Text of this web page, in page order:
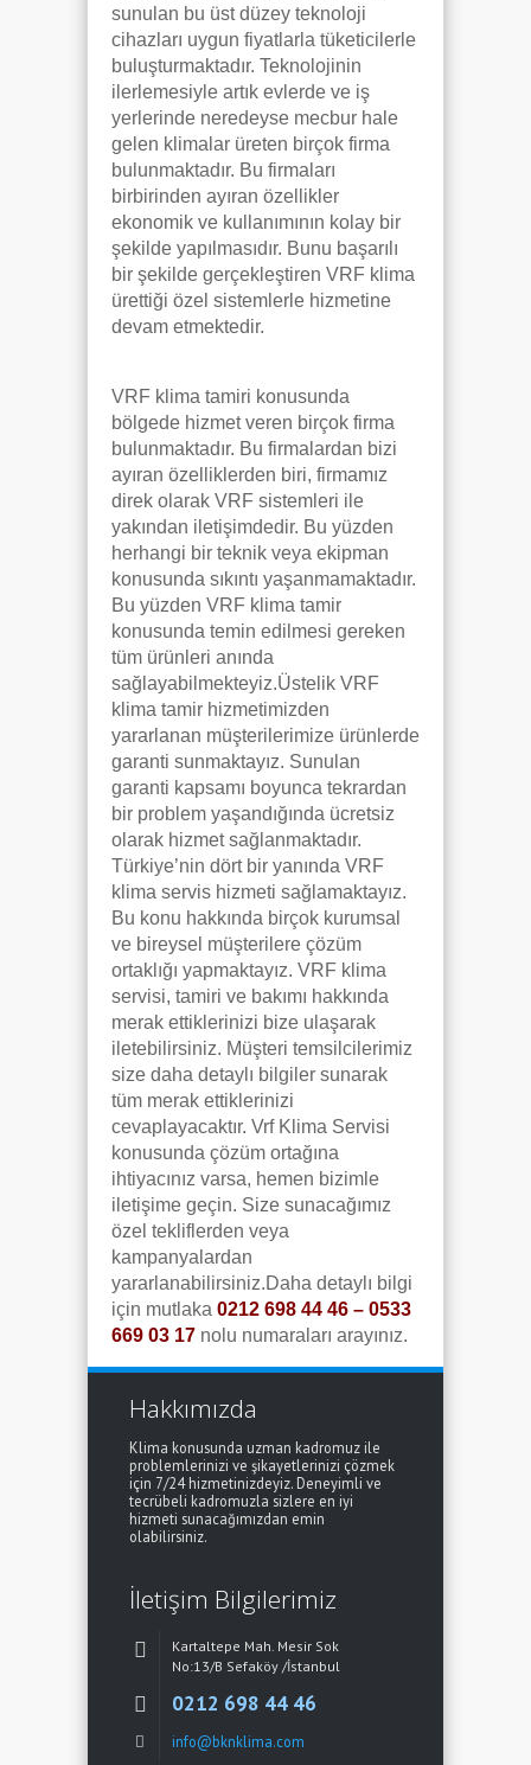
sunulan bu üst düzey teknoloji
cihazları uygun fiyatlarla tüketicilerle
buluşturmaktadır. Teknolojinin
ilerlemesiyle artık evlerde ve iş
yerlerinde neredeyse mecbur hale
gelen klimalar üreten birçok firma
bulunmaktadır. Bu firmaları
birbirinden ayıran özellikler
ekonomik ve kullanımının kolay bir
şekilde yapılmasıdır. Bunu başarılı
bir şekilde gerçekleştiren VRF klima
ürettiği özel sistemlerle hizmetine
devam etmektedir.
VRF klima tamiri konusunda
bölgede hizmet veren birçok firma
bulunmaktadır. Bu firmalardan bizi
ayıran özelliklerden biri, firmamız
direk olarak VRF sistemleri ile
yakından iletişimdedir. Bu yüzden
herhangi bir teknik veya ekipman
konusunda sıkıntı yaşanmamaktadır.
Bu yüzden VRF klima tamir
konusunda temin edilmesi gereken
tüm ürünleri anında
sağlayabilmekteyiz.Üstelik VRF
klima tamir hizmetimizden
yararlanan müşterilerimize ürünlerde
garanti sunmaktayız. Sunulan
garanti kapsamı boyunca tekrardan
bir problem yaşandığında ücretsiz
olarak hizmet sağlanmaktadır.
Türkiye’nin dört bir yanında VRF
klima servis hizmeti sağlamaktayız.
Bu konu hakkında birçok kurumsal
ve bireysel müşterilere çözüm
ortaklığı yapmaktayız. VRF klima
servisi, tamiri ve bakımı hakkında
merak ettiklerinizi bize ulaşarak
iletebilirsiniz. Müşteri temsilcilerimiz
size daha detaylı bilgiler sunarak
tüm merak ettiklerinizi
cevaplayacaktır. Vrf Klima Servisi
konusunda çözüm ortağına
ihtiyacınız varsa, hemen bizimle
iletişime geçin. Size sunacağımız
özel tekliflerden veya
kampanyalardan
yararlanabilirsiniz.Daha detaylı bilgi
için mutlaka 0212 698 44 46 – 0533
669 03 17 nolu numaraları arayınız.
Hakkımızda
Klima konusunda uzman kadromuz ile
problemlerinizi ve şikayetlerinizi çözmek
için 7/24 hizmetinizdeyiz. Deneyimli ve
tecrübeli kadromuzla sizlere en iyi
hizmeti sunacağımızdan emin
olabilirsiniz.
İletişim Bilgilerimiz
Kartaltepe Mah. Mesir Sok
No:13/B Sefaköy /İstanbul
0212 698 44 46
info@bknklima.com